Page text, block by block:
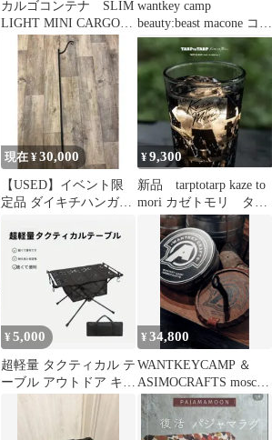
カルゴコンテナ SLIM
LIGHT MINI CARGO
container
wantkey camp
beauty:beast macone コー
スター
現在 ¥30,000
【USED】イベント限
定品 ダイキチハンガー
ビンテージ
¥9,300
新品 tarptotarp kaze to
mori カゼトモリ ター
プトゥター
¥5,000
超軽量 タクティカル テ
ーブル アウトドア キャ
¥34,800
WANTKEYCAMP ＆
ASIMOCRAFTS mosco
蚊取り